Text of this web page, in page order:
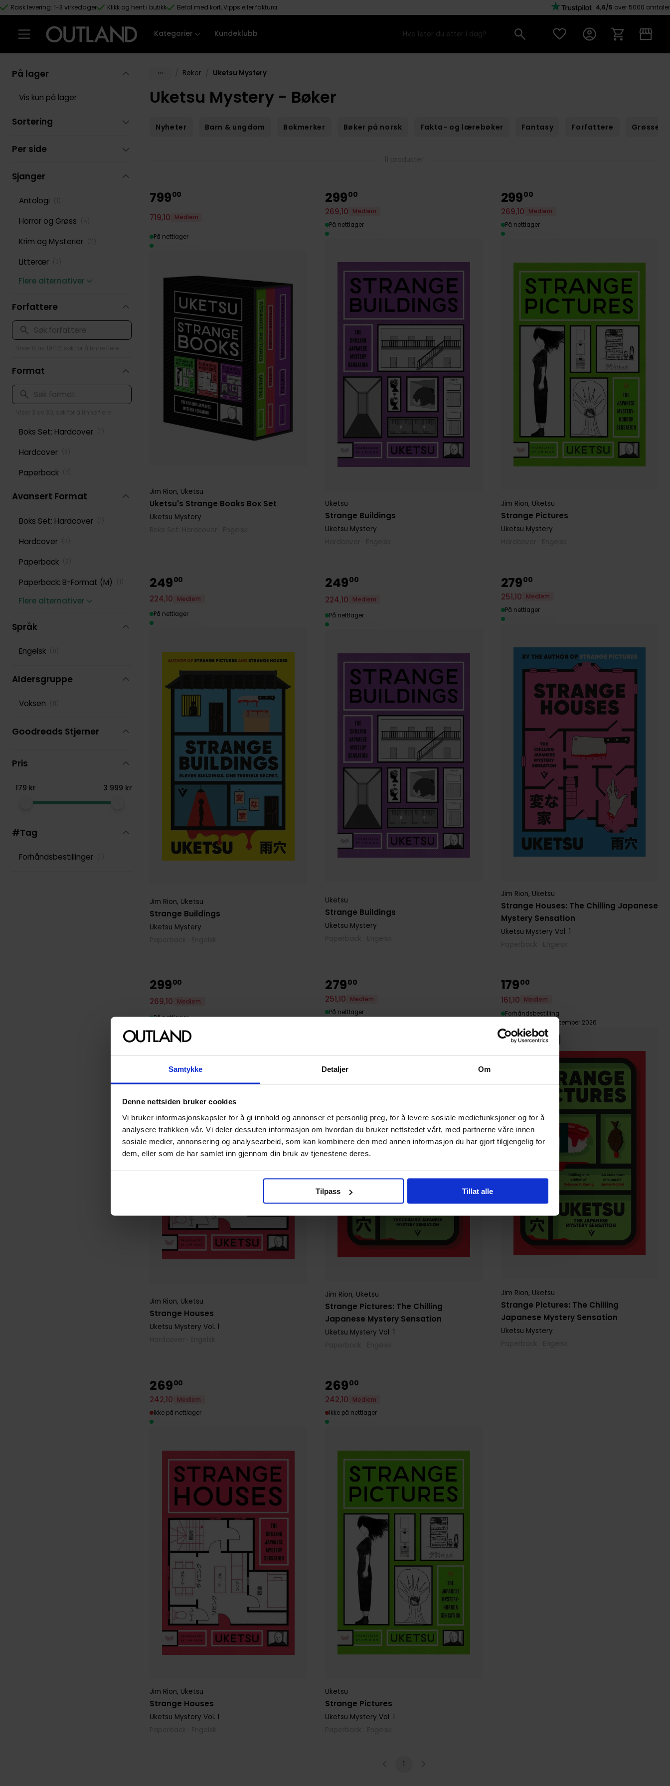
Samtykke Detaljer Om
Denne nettsiden bruker cookies
Vi bruker informasjonskapsler for å gi innhold og annonser et personlig preg, for å levere sosiale mediefunksjoner og for å
analysere trafikken vår. Vi deler dessuten informasjon om hvordan du bruker nettstedet vårt, med partnerne våre innen
sosiale medier, annonsering og analysearbeid, som kan kombinere den med annen informasjon du har gjort tilgjengelig for
dem, eller som de har samlet inn gjennom din bruk av tjenestene deres.
Tilpass Tillat alle
Hopp til hovedinnhold
Rask levering: 1-3 virkedager Klikk og hent i butikk Betal med kort, Vipps eller faktura 4,6/5 over 5000 omtaler
Kategorier Kundeklubb
Bøker Uketsu Mystery
Uketsu Mystery - Bøker
Nyheter Barn & ungdom Bokmerker Bøker på norsk Fakta- og lærebøker Fantasy Forfattere Grøssere
Uketsu's Strange Books Box Set
Jim Rion, Uketsu
Uketsu Mystery
79900
719,10 Medlem
På nettlager
Strange Buildings
Uketsu
Uketsu Mystery
29900
269,10
Medlem
På nettlager
Strange Pictures
Jim Rion, Uketsu
Uketsu Mystery
29900
269,10
Medlem
På nettlager
Strange Buildings
Jim Rion, Uketsu
Uketsu Mystery
24900
224,10
Medlem
På nettlager
Strange Buildings
Uketsu
Uketsu Mystery
24900
224,10 Medlem
På nettlager
Strange Houses: The Chilling Japanese
Mystery Sensation
Jim Rion, Uketsu
Uketsu Mystery Vol. 1
27900
251,10
Medlem
På nettlager
Strange Houses
Jim Rion, Uketsu
Uketsu Mystery Vol. 1
29900
269,10
Medlem
På nettlager
Strange Pictures: The Chilling
Japanese Mystery Sensation
Jim Rion, Uketsu
Uketsu Mystery Vol. 1
27900
251,10
Medlem
På nettlager
Forhåndsbestill
Strange Pictures: The Chilling
Japanese Mystery Sensation
Jim Rion, Uketsu
Uketsu Mystery
17900
161,10
Medlem
Forhåndsbestilling
Tilgjengelig 10. september 2026
Strange Houses
Jim Rion, Uketsu
Uketsu Mystery Vol. 1
26900
242,10
Medlem
Ikke på nettlager
Strange Pictures
Uketsu
Uketsu Mystery Vol. 1
26900
242,10
Medlem
Ikke på nettlager
1
På lager
Vis kun på lager
Sortering
Per side
Sjanger
Antologi
Horror og Grøss
Krim og Mysterier
Litterær
Flere alternativer
Forfattere
Format
Boks Set: Hardcover
Hardcover
Paperback
Avansert Format
Boks Set: Hardcover
Hardcover
Paperback
Paperback: B-Format (M)
Flere alternativer
Språk
Engelsk
Aldersgruppe
Voksen
Goodreads Stjerner
Pris
179 kr 3 999 kr
#Tag
Forhåndsbestillinger